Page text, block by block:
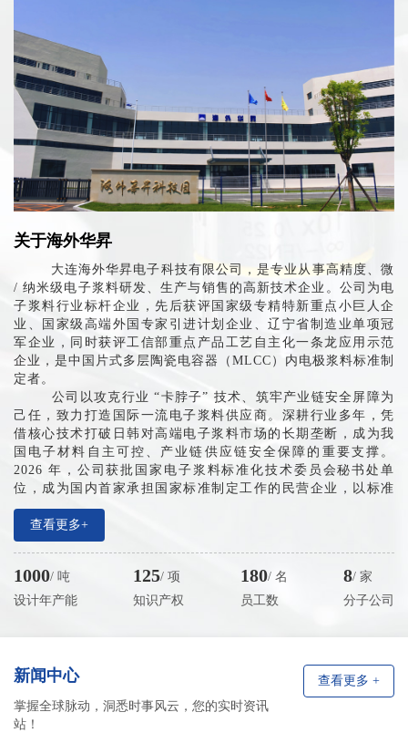
关于海外华昇
大连海外华昇电子科技有限公司，是专业从事高精度、微
/ 纳米级电子浆料研发、生产与销售的高新技术企业。公司为电
子浆料行业标杆企业，先后获评国家级专精特新重点小巨人企
业、国家级高端外国专家引进计划企业、辽宁省制造业单项冠
军企业，同时获评工信部重点产品工艺自主化一条龙应用示范
企业，是中国片式多层陶瓷电容器（MLCC）内电极浆料标准制
定者。
公司以攻克行业 “卡脖子” 技术、筑牢产业链安全屏障为
己任，致力打造国际一流电子浆料供应商。深耕行业多年，凭
借核心技术打破日韩对高端电子浆料市场的长期垄断，成为我
国电子材料自主可控、产业链供应链安全保障的重要支撑。
2026 年，公司获批国家电子浆料标准化技术委员会秘书处单
位，成为国内首家承担国家标准制定工作的民营企业，以标准
夯实产业根基、以创新引领行业迈向标准化高质量发展新征
程。
产业布局方面，公司已搭建全域多元产业网络，设有大连
盖长三角、珠三角电子产业核心区域，并辐射中国台湾、日韩
市场。近五年企业销售收入年均增速稳定在 150%-200%，营收
权 130 余项。
查看更多+
1000/ 吨
设计年产能
125/ 项
知识产权
180/ 名
员工数
8/ 家
分子公司
新闻中心
掌握全球脉动，洞悉时事风云，您的实时资讯
站！
查看更多 +